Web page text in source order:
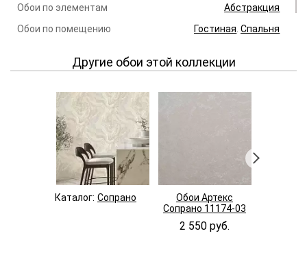
Обои по элементам
Абстракция
Обои по помещению
Гостиная.Спальня
Другие обои этой коллекции
Каталог: Сопрано
Обои Артекс
Сопрано 11174-03
2 550 руб.